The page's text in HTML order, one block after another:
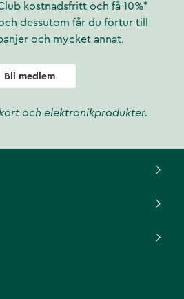
kostnadsfritt och få 10%*
dessutom får du förtur till
och mycket annat.
Bli medlem
och elektronikprodukter.